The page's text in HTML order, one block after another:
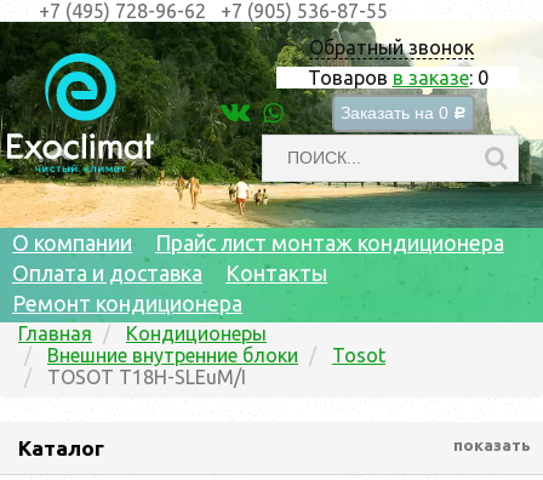
Обратный звонок
Товаров в заказе: 0
Заказать на 0 c
+7 (495) 728-96-62 +7 (905) 536-87-55
О компании
Прайс лист монтаж кондиционера
Оплата и доставка
Контакты
Ремонт кондиционера
Главная
Кондиционеры
Внешние внутренние блоки
Tosot
TOSOT T18H-SLEuM/I
Каталог показать